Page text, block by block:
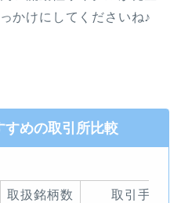
かけにしてくださいね♪
すめの取引所比較
取扱銘柄数 取引手数料